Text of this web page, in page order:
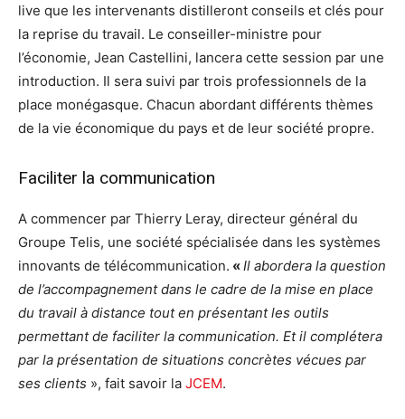
live que les intervenants distilleront conseils et clés pour
la reprise du travail. Le conseiller-ministre pour
l’économie, Jean Castellini, lancera cette session par une
introduction. Il sera suivi par trois professionnels de la
place monégasque. Chacun abordant différents thèmes
de la vie économique du pays et de leur société propre.
Faciliter la communication
A commencer par Thierry Leray, directeur général du
Groupe Telis, une société spécialisée dans les systèmes
innovants de télécommunication. «Il abordera la question
de l’accompagnement dans le cadre de la mise en place
du travail à distance tout en présentant les outils
permettant de faciliter la communication. Et il complétera
par la présentation de situations concrètes vécues par
ses clients », fait savoir la JCEM.